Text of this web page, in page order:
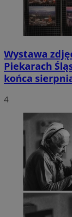
Wystawa
Piekarach
końca
4